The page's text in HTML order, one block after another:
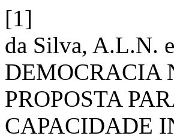
[1]
da Silva, A.L.N.
DEMOCRACIA
PROPOSTA
CAPACIDADE